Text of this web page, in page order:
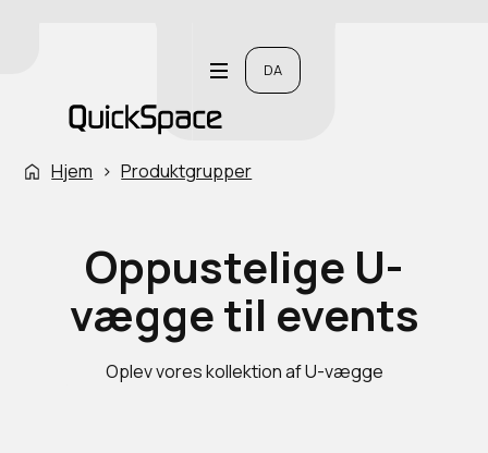
DA
Hjem › Produktgrupper
Oppustelige U-
vægge til events
Oplev vores kollektion af U-vægge